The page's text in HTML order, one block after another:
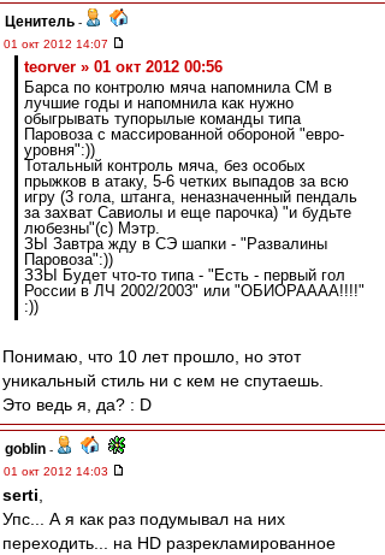
Ценитель -
01 окт 2012 14:07
teorver » 01 окт 2012 00:56
Барса по контролю мяча напомнила СМ в
лучшие годы и напомнила как нужно
обыгрывать тупорылые команды типа
Паровоза с массированной обороной "евро-
уровня":))
Тотальный контроль мяча, без особых
прыжков в атаку, 5-6 четких выпадов за всю
игру (3 гола, штанга, неназначенный пендаль
за захват Савиолы и еще парочка) "и будьте
любезны"(с) Мэтр.
ЗЫ Завтра жду в СЭ шапки - "Развалины
Паровоза":))
ЗЗЫ Будет что-то типа - "Есть - первый гол
России в ЛЧ 2002/2003" или "ОБИОРАААА!!!!"
:))
Понимаю, что 10 лет прошло, но этот
уникальный стиль ни с кем не спутаешь.
Это ведь я, да? : D
goblin -
01 окт 2012 14:03
serti
Упс... А я как раз подумывал на них
переходить... на HD разрекламированное